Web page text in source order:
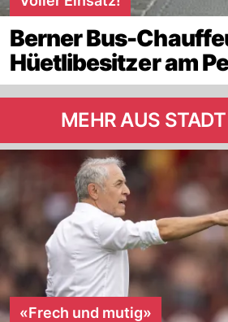
Berner Bus-
Hüetlibesitzer am
MEHR AUS
«Frech und mutig»